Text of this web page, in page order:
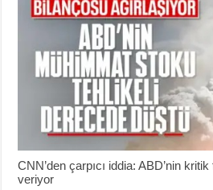
CNN’den çarpıcı iddia: ABD’nin
veriyor